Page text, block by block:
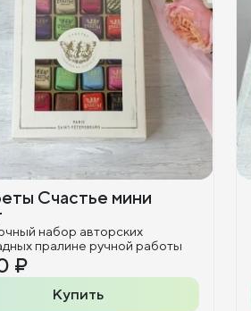
Счастье мини
набор авторских
пралине ручной работы
₽
Купить